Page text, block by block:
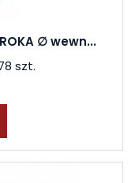
∅ wewn...
szt.